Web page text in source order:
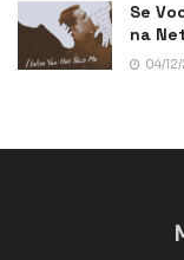
Se
na
04/